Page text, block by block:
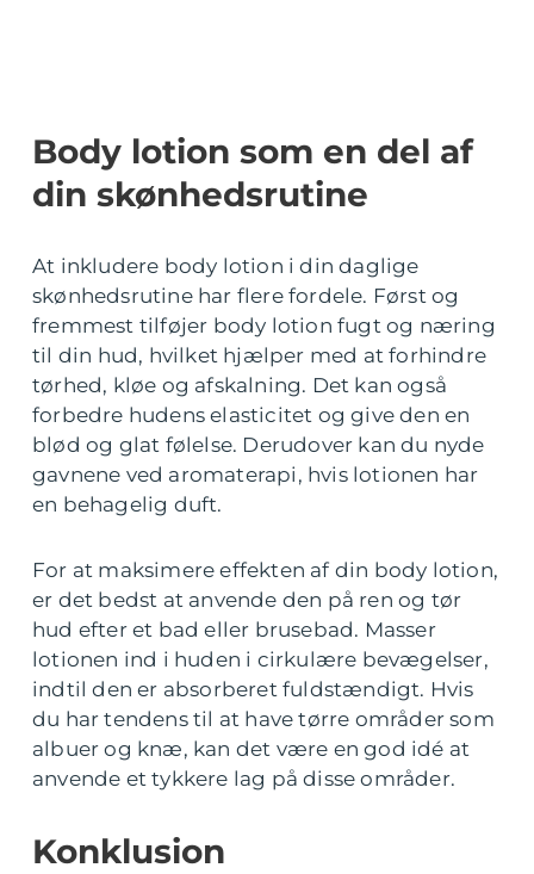
Body lotion som en del af
din skønhedsrutine
At inkludere body lotion i din daglige
skønhedsrutine har flere fordele. Først og
fremmest tilføjer body lotion fugt og næring
til din hud, hvilket hjælper med at forhindre
tørhed, kløe og afskalning. Det kan også
forbedre hudens elasticitet og give den en
blød og glat følelse. Derudover kan du nyde
gavnene ved aromaterapi, hvis lotionen har
en behagelig duft.
For at maksimere effekten af din body lotion,
er det bedst at anvende den på ren og tør
hud efter et bad eller brusebad. Masser
lotionen ind i huden i cirkulære bevægelser,
indtil den er absorberet fuldstændigt. Hvis
du har tendens til at have tørre områder som
albuer og knæ, kan det være en god idé at
anvende et tykkere lag på disse områder.
Konklusion